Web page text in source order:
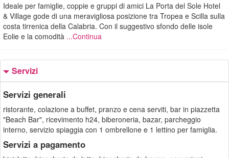
Ideale per famiglie, coppie e gruppi di amici La Porta del Sole Hotel
& Village gode di una meravigliosa posizione tra Tropea e Scilla sulla
costa tirrenica della Calabria. Con il suggestivo sfondo delle isole
Eolie e la comodità ...Continua
Servizi
Servizi generali
ristorante, colazione a buffet, pranzo e cena serviti, bar in piazzetta
"Beach Bar", ricevimento h24, biberoneria, bazar, parcheggio
interno, servizio spiaggia con 1 ombrellone e 1 lettino per famiglia.
Servizi a pagamento